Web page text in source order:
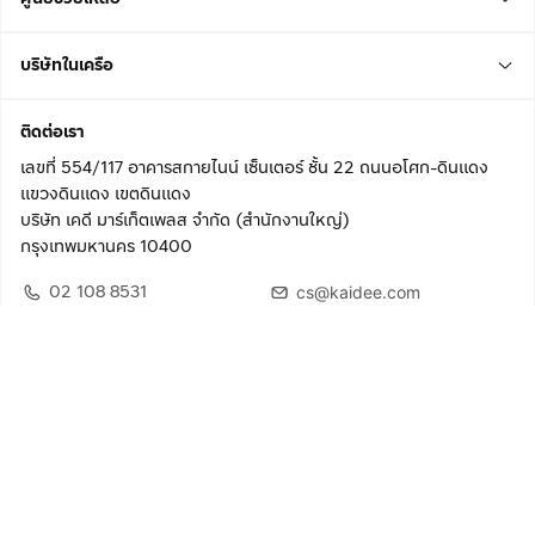
บริษัทในเครือ
ติดต่อเรา
เลขที่ 554/117 อาคารสกายไนน์ เซ็นเตอร์ ชั้น 22 ถนนอโศก-ดินแดง
แขวงดินแดง เขตดินแดง
บริษัท เคดี มาร์เก็ตเพลส จำกัด (สำนักงานใหญ่)
กรุงเทพมหานคร 10400
02 108 8531
cs@kaidee.com